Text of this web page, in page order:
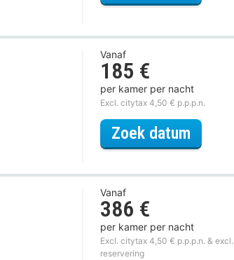
Vanaf
185 €
per kamer per nacht
Excl. citytax 4,50 € p.p.p.n.
Zoek datum
Vanaf
386 €
per kamer per nacht
Excl. citytax 4,50 € p.p.p.n. &
reservering